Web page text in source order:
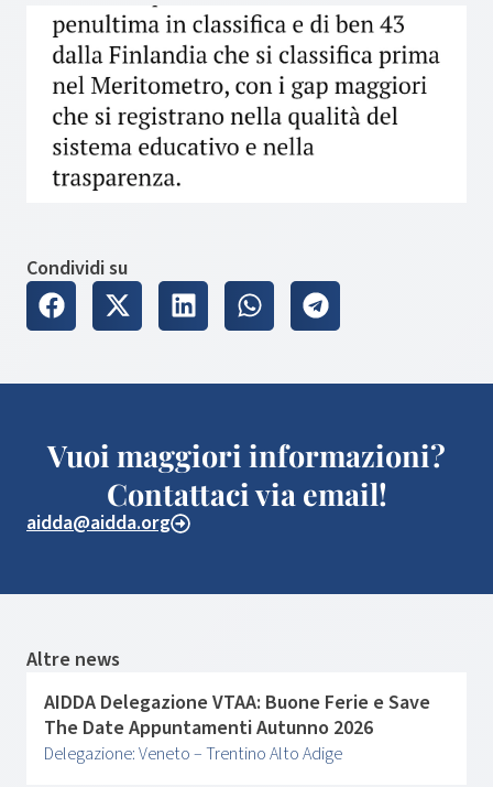
Condividi su
Vuoi maggiori informazioni?
Contattaci via email!
aidda@aidda.org
Altre news
AIDDA Delegazione VTAA: Buone Ferie e Save
The Date Appuntamenti Autunno 2026
Delegazione: Veneto – Trentino Alto Adige